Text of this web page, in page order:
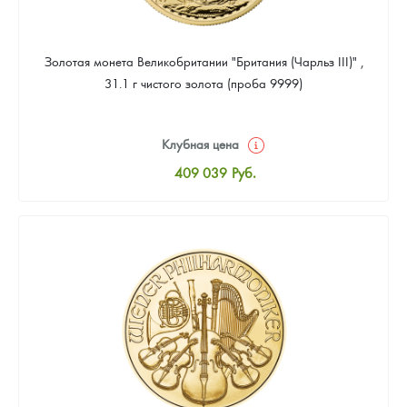
Золотая монета Великобритании "Британия (Чарльз III)" ,
31.1 г чистого золота (проба 9999)
Клубная цена
409 039 Руб.
Цена выкупа
388 587 Руб.